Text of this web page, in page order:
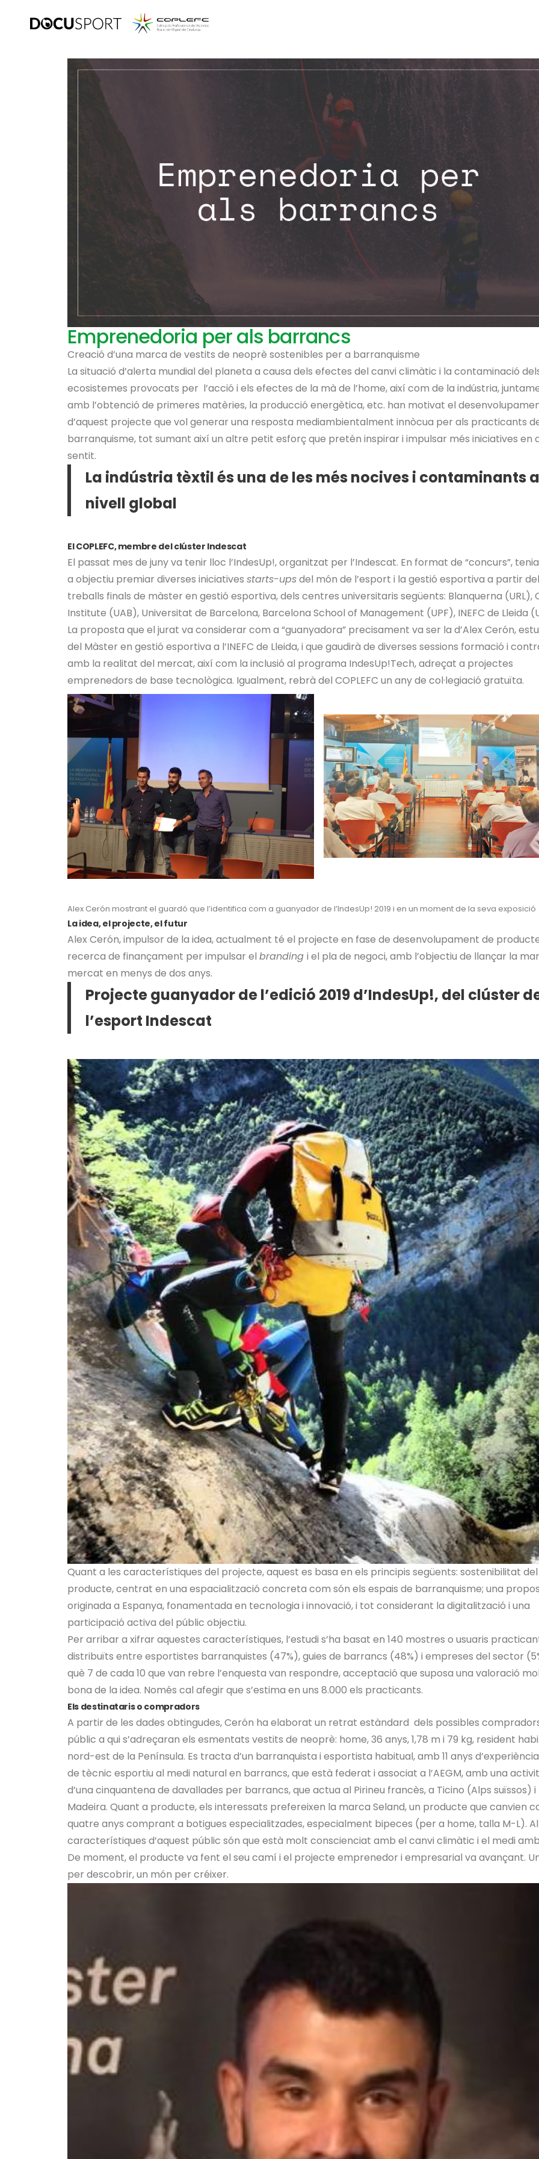
Emprenedoria per als barrancs
Creació d’una marca de vestits de neoprè sostenibles per a barranquisme
La situació d’alerta mundial del planeta a causa dels efectes del canvi climàtic i la contaminació
ecosistemes provocats per l’acció i els efectes de la mà de l’home, així com de la indústria,
amb l’obtenció de primeres matèries, la producció energètica, etc. han motivat el
d’aquest projecte que vol generar una resposta mediambientalment innòcua per als practicants
barranquisme, tot sumant així un altre petit esforç que pretén inspirar i impulsar més iniciatives en
sentit.
La indústria tèxtil és una de les més nocives i contaminants a
nivell global
El COPLEFC, membre del clúster Indescat
El passat mes de juny va tenir lloc l’IndesUp!, organitzat per l’Indescat. En format de “concurs”,
a objectiu premiar diverses iniciatives starts-upsdel món de l’esport i la gestió esportiva a partir
treballs finals de màster en gestió esportiva, dels centres universitaris següents: Blanquerna (URL),
Institute (UAB), Universitat de Barcelona, Barcelona School of Management (UPF), INEFC de Lleida
La proposta que el jurat va considerar com a “guanyadora” precisament va ser la d’Alex Cerón,
del Màster en gestió esportiva a l’INEFC de Lleida, i que gaudirà de diverses sessions formació i
amb la realitat del mercat, així com la inclusió al programa IndesUp!Tech, adreçat a projectes
emprenedors de base tecnològica. Igualment, rebrà del COPLEFC un any de col·legiació gratuïta.
Alex Cerón mostrant el guardó que l’identifica com a guanyador de l’IndesUp! 2019 i en un moment de la seva exposició
La idea, el projecte, el futur
Alex Cerón, impulsor de la idea, actualment té el projecte en fase de desenvolupament de
recerca de finançament per impulsar el branding i el pla de negoci, amb l’objectiu de llançar la
mercat en menys de dos anys.
Projecte guanyador de l’edició 2019 d’IndesUp!, del clúster
l’esport Indescat
Quant a les característiques del projecte, aquest es basa en els principis següents: sostenibilitat del
producte, centrat en una espacialització concreta com són els espais de barranquisme; una
originada a Espanya, fonamentada en tecnologia i innovació, i tot considerant la digitalització i una
participació activa del públic objectiu.
Per arribar a xifrar aquestes característiques, l’estudi s’ha basat en 140 mostres o usuaris
distribuïts entre esportistes barranquistes (47%), guies de barrancs (48%) i empreses del sector
què 7 de cada 10 que van rebre l’enquesta van respondre, acceptació que suposa una valoració
bona de la idea. Només cal afegir que s’estima en uns 8.000 els practicants.
Els destinataris o compradors
A partir de les dades obtingudes, Cerón ha elaborat un retrat estàndard dels possibles
públic a qui s’adreçaran els esmentats vestits de neoprè: home, 36 anys, 1,78 m i 79 kg, resident
nord-est de la Península. Es tracta d’un barranquista i esportista habitual, amb 11 anys
de tècnic esportiu al medi natural en barrancs, que està federat i associat a l’AEGM, amb una
d’una cinquantena de davallades per barrancs, que actua al Pirineu francès, a Ticino (Alps suïssos) i
Madeira. Quant a producte, els interessats prefereixen la marca Seland, un producte que canvien
quatre anys comprant a botigues especialitzades, especialment bipeces (per a home, talla M-L).
característiques d’aquest públic són que està molt conscienciat amb el canvi climàtic i el medi
De moment, el producte va fent el seu camí i el projecte emprenedor i empresarial va avançant.
per descobrir, un món per créixer.